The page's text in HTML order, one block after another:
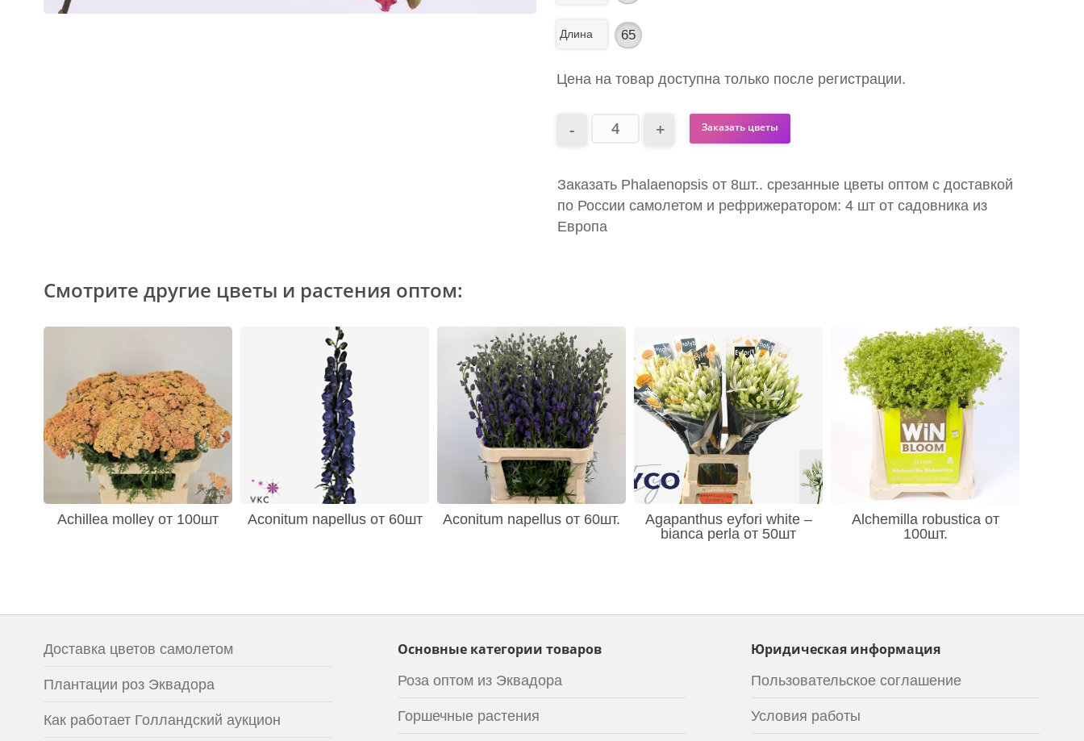
Длина 65
Цена на товар доступна только после регистрации.
Заказать цветы
Заказать Phalaenopsis от 8шт.. срезанные цветы оптом с доставкой
по России самолетом и рефрижератором: 4 шт от садовника из
Европа
Смотрите другие цветы и растения оптом:
Achillea molley от 100шт Aconitum napellus от 60шт Aconitum napellus от 60шт.
Agapanthus eyfori white –
bianca perla от 50шт
Alchemilla robustica от
100шт.
Доставка цветов самолетом
Плантации роз Эквадора
Как работает Голландский аукцион
Основные категории товаров
Роза оптом из Эквадора
Горшечные растения
Юридическая информация
Пользовательское соглашение
Условия работы